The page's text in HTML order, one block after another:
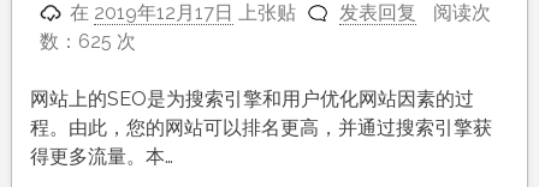
在 2019年12月17日 上张贴 发表回复
阅读次
数：625 次
网站上的SEO是为搜索引擎和用户优化网站因素的过
程。由此，您的网站可以排名更高，并通过搜索引擎获
得更多流量。本…